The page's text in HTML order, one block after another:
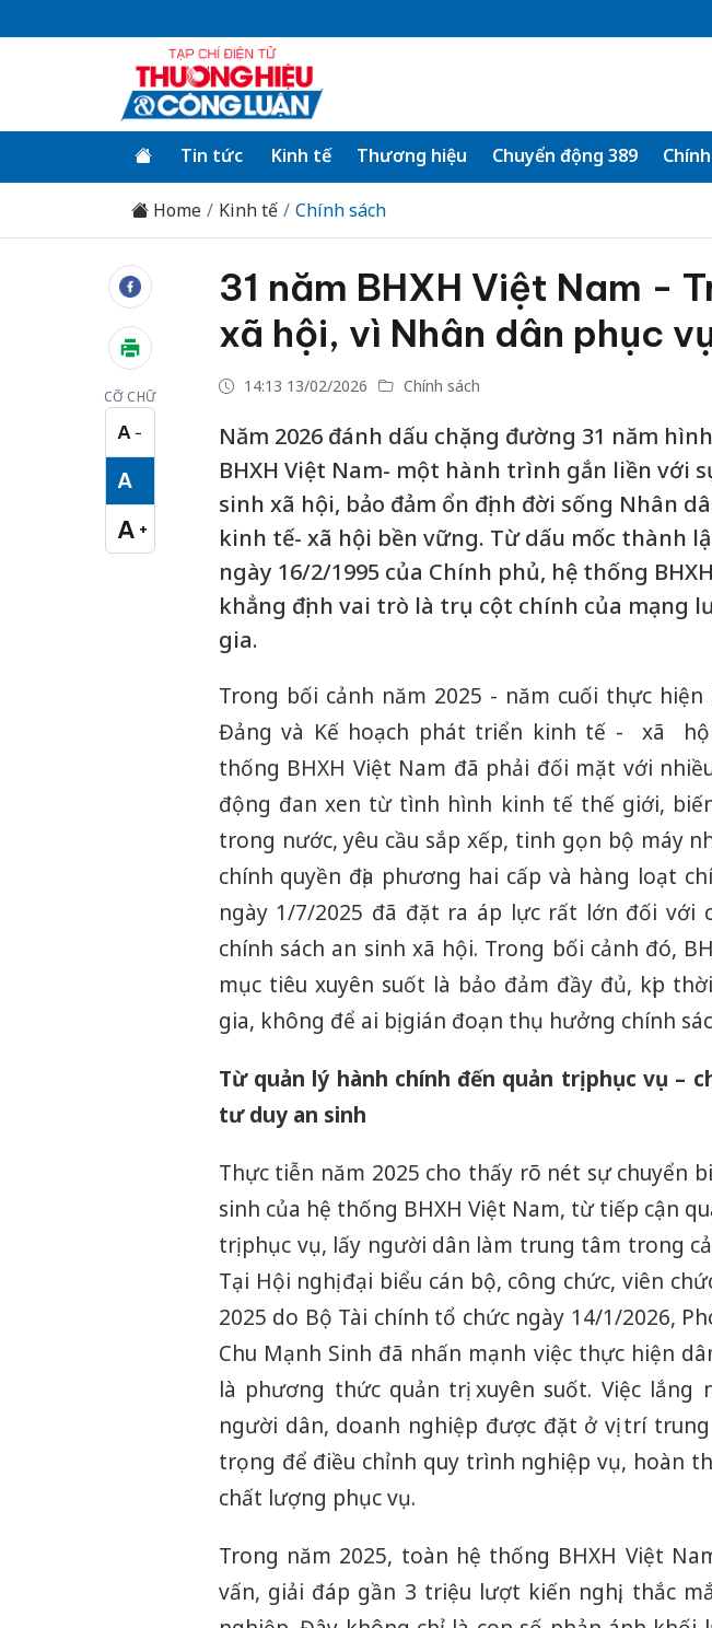
Tin tức Kinh tế Thương hiệu Chuyển động 389
Home Kinh tế Chính sách
CỠ CHỮ
A −
Cỡ chữ nhỏ
A
Cỡ chữ vừa
A +
Cỡ chữ lớn
31 năm BHXH Việt Nam -
xã hội, vì Nhân dân phục
14:13 13/02/2026 Chính sách
Năm 2026 đánh dấu chặng đường 31 năm
BHXH Việt Nam- một hành trình gắn liền với
sinh xã hội, bảo đảm ổn định đời sống Nhân
kinh tế- xã hội bền vững. Từ dấu mốc thành
ngày 16/2/1995 của Chính phủ, hệ thống
khẳng định vai trò là trụ cột chính của mạng
gia.
Trong bối cảnh năm 2025 - năm cuối thực
Đảng và Kế hoạch phát triển kinh tế - xã hội
thống BHXH Việt Nam đã phải đối mặt với
động đan xen từ tình hình kinh tế thế giới,
trong nước, yêu cầu sắp xếp, tinh gọn bộ máy
chính quyền địa phương hai cấp và hàng loạt
ngày 1/7/2025 đã đặt ra áp lực rất lớn đối với
chính sách an sinh xã hội. Trong bối cảnh đó,
mục tiêu xuyên suốt là bảo đảm đầy đủ, kịp
gia, không để ai bị gián đoạn thụ hưởng chính
Từ quản lý hành chính đến quản trị phục vụ –
tư duy an sinh
Thực tiễn năm 2025 cho thấy rõ nét sự chuyển
sinh của hệ thống BHXH Việt Nam, từ tiếp cận
trị phục vụ, lấy người dân làm trung tâm trong
Tại Hội nghị đại biểu cán bộ, công chức, viên
2025 do Bộ Tài chính tổ chức ngày 14/1/2026,
Chu Mạnh Sinh đã nhấn mạnh việc thực hiện
là phương thức quản trị xuyên suốt. Việc lắng
người dân, doanh nghiệp được đặt ở vị trí
trọng để điều chỉnh quy trình nghiệp vụ, hoàn
chất lượng phục vụ.
Trong năm 2025, toàn hệ thống BHXH Việt
vấn, giải đáp gần 3 triệu lượt kiến nghị, thắc